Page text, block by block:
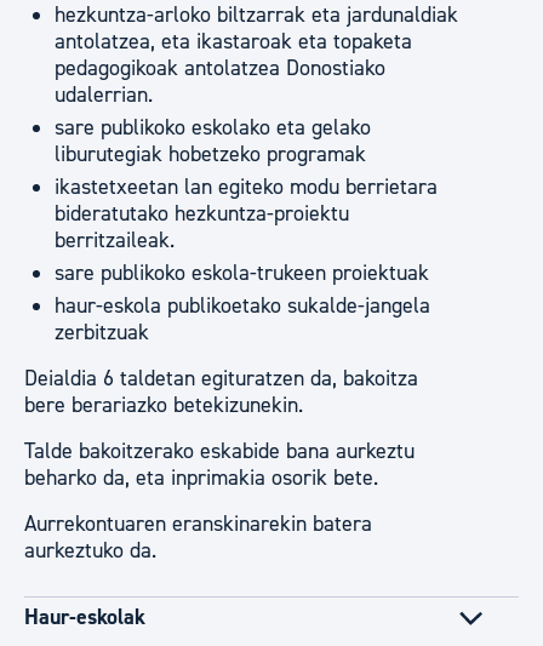
hezkuntza-arloko biltzarrak eta jardunaldiak
antolatzea, eta ikastaroak eta topaketa
pedagogikoak antolatzea Donostiako
udalerrian.
sare publikoko eskolako eta gelako
liburutegiak hobetzeko programak
ikastetxeetan lan egiteko modu berrietara
bideratutako hezkuntza-proiektu
berritzaileak.
sare publikoko eskola-trukeen proiektuak
haur-eskola publikoetako sukalde-jangela
zerbitzuak
Deialdia 6 taldetan egituratzen da, bakoitza
bere berariazko betekizunekin.
Talde bakoitzerako eskabide bana aurkeztu
beharko da, eta inprimakia osorik bete.
Aurrekontuaren eranskinarekin batera
aurkeztuko da.
Haur-eskolak